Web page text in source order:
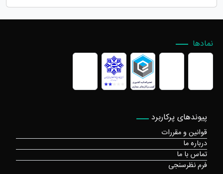
پیوندهای پرکاربرد
قوانین و مقررات
درباره ما
تماس با ما
فرم نظرسنجی
نمادها